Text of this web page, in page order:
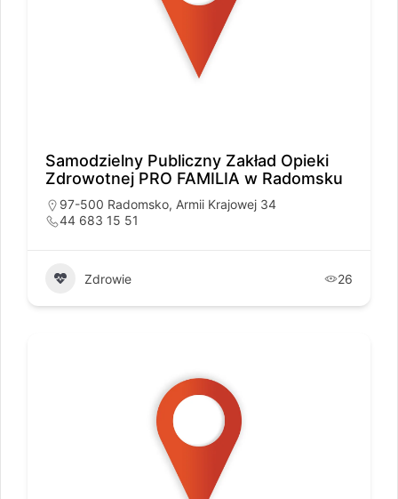
Samodzielny Publiczny Zakład Opieki
Zdrowotnej PRO FAMILIA w Radomsku
97-500 Radomsko, Armii Krajowej 34
44 683 15 51
Zdrowie 26